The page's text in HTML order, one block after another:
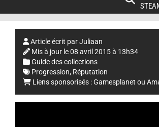
Article écrit parJuliaan
Mis à jour le08 avril 2015 à 13h34
Guide des collections
Progression, Réputation
Liens sponsorisés :Gamesplanet ou